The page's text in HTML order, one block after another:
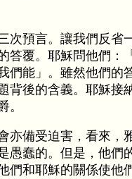
次預言。讓我們反省
答覆。耶穌問他們：
們能」。雖然他們的
背後的含義。耶穌接
。
亦備受迫害，看來，
愚蠢的。但是，他們
們和耶穌的關係使他